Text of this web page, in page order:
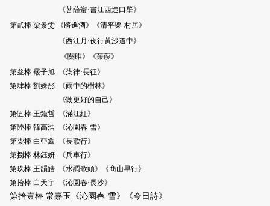
《菩薩蠻·書江西造口壁》
第貳棒 梁景雯
《將進酒》《清平樂·村居》
《西江月·夜行黃沙道中》
《關雎》《蒹葭》
第叁棒 霰子旭 《柒律·長征》
第肆棒 劉姝彤 《雨中的樹林》
《做更好的自己》
第伍棒 王鐿哲 《滿江紅》
第陸棒 韓高浩 《沁園春·雪》
第柒棒 白亞鑫 《長歌行》
第捌棒 林鈺妍 《兵車行》
第玖棒 王韻皓 《水調歌頭》《商山早行》
第拾棒 白天宇 《沁園春·長沙》
第拾壹棒 常嘉玉《沁園春·雪》《今日詩》